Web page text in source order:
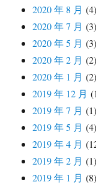
2020 年 8 月 (4)
2020 年 7 月 (3)
2020 年 5 月 (3)
2020 年 2 月 (2)
2020 年 1 月 (2)
2019 年 12 月
2019 年 7 月 (1)
2019 年 5 月 (4)
2019 年 4 月
2019 年 2 月 (1)
2019 年 1 月 (8)